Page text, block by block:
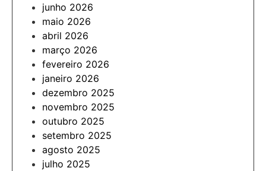
junho 2026
maio 2026
abril 2026
março 2026
fevereiro 2026
janeiro 2026
dezembro 2025
novembro 2025
outubro 2025
setembro 2025
agosto 2025
julho 2025